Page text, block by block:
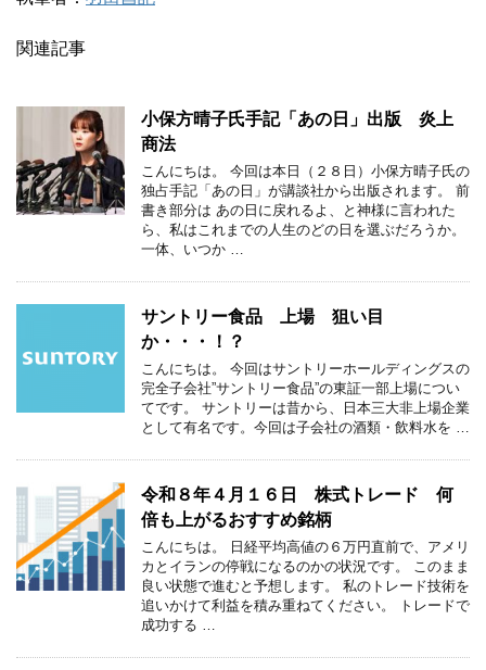
関連記事
小保方晴子氏手記「あの日」出版 炎上
商法
こんにちは。 今回は本日（２８日）小保方晴子氏の
独占手記「あの日」が講談社から出版されます。 前
書き部分は あの日に戻れるよ、と神様に言われた
ら、私はこれまでの人生のどの日を選ぶだろうか。
一体、いつか …
サントリー食品 上場 狙い目
か・・・！？
こんにちは。 今回はサントリーホールディングスの
完全子会社”サントリー食品”の東証一部上場につい
てです。 サントリーは昔から、日本三大非上場企業
として有名です。今回は子会社の酒類・飲料水を …
令和８年４月１６日 株式トレード 何
倍も上がるおすすめ銘柄
こんにちは。 日経平均高値の６万円直前で、アメリ
カとイランの停戦になるのかの状況です。 このまま
良い状態で進むと予想します。 私のトレード技術を
追いかけて利益を積み重ねてください。 トレードで
成功する …